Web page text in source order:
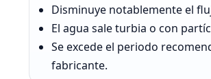
Disminuye notablemente el
El agua sale turbia o con
Se excede el periodo
fabricante.